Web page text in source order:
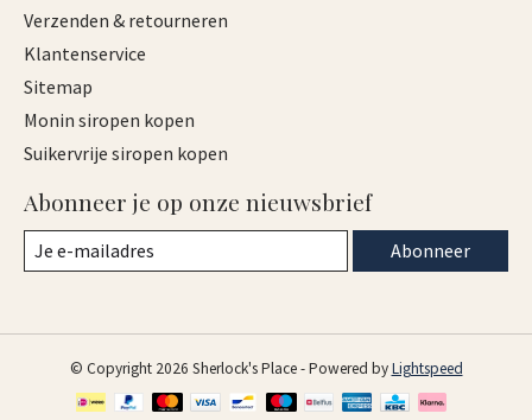
Verzenden & retourneren
Klantenservice
Sitemap
Monin siropen kopen
Suikervrije siropen kopen
Abonneer je op onze nieuwsbrief
Abonneer
© Copyright 2026 Sherlock's Place - Powered byLightspeed